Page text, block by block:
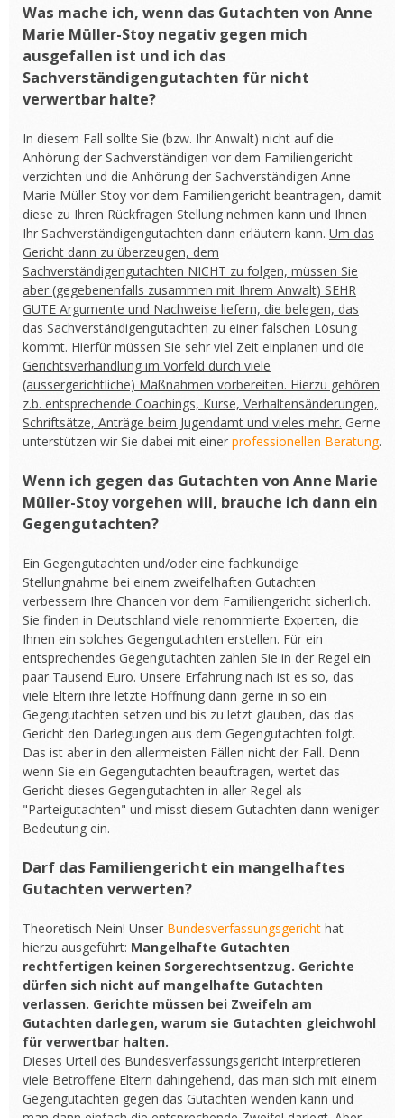
Was mache ich, wenn das Gutachten von Anne
Marie Müller-Stoy negativ gegen mich
ausgefallen ist und ich das
Sachverständigengutachten für nicht
verwertbar halte?
In diesem Fall sollte Sie (bzw. Ihr Anwalt) nicht auf die
Anhörung der Sachverständigen vor dem Familiengericht
verzichten und die Anhörung der Sachverständigen Anne
Marie Müller-Stoy vor dem Familiengericht beantragen, damit
diese zu Ihren Rückfragen Stellung nehmen kann und Ihnen
Ihr Sachverständigengutachten dann erläutern kann. Um das
Gericht dann zu überzeugen, dem
Sachverständigengutachten NICHT zu folgen, müssen Sie
aber (gegebenenfalls zusammen mit Ihrem Anwalt) SEHR
GUTE Argumente und Nachweise liefern, die belegen, das
das Sachverständigengutachten zu einer falschen Lösung
kommt. Hierfür müssen Sie sehr viel Zeit einplanen und die
Gerichtsverhandlung im Vorfeld durch viele
(aussergerichtliche) Maßnahmen vorbereiten. Hierzu gehören
z.b. entsprechende Coachings, Kurse, Verhaltensänderungen,
Schriftsätze, Anträge beim Jugendamt und vieles mehr. Gerne
unterstützen wir Sie dabei mit einer professionellen Beratung.
Wenn ich gegen das Gutachten von Anne Marie
Müller-Stoy vorgehen will, brauche ich dann ein
Gegengutachten?
Ein Gegengutachten und/oder eine fachkundige
Stellungnahme bei einem zweifelhaften Gutachten
verbessern Ihre Chancen vor dem Familiengericht sicherlich.
Sie finden in Deutschland viele renommierte Experten, die
Ihnen ein solches Gegengutachten erstellen. Für ein
entsprechendes Gegengutachten zahlen Sie in der Regel ein
paar Tausend Euro. Unsere Erfahrung nach ist es so, das
viele Eltern ihre letzte Hoffnung dann gerne in so ein
Gegengutachten setzen und bis zu letzt glauben, das das
Gericht den Darlegungen aus dem Gegengutachten folgt.
Das ist aber in den allermeisten Fällen nicht der Fall. Denn
wenn Sie ein Gegengutachten beauftragen, wertet das
Gericht dieses Gegengutachten in aller Regel als
"Parteigutachten" und misst diesem Gutachten dann weniger
Bedeutung ein.
Darf das Familiengericht ein mangelhaftes
Gutachten verwerten?
Theoretisch Nein! Unser Bundesverfassungsgericht hat
hierzu ausgeführt: Mangelhafte Gutachten
rechtfertigen keinen Sorgerechtsentzug. Gerichte
dürfen sich nicht auf mangelhafte Gutachten
verlassen. Gerichte müssen bei Zweifeln am
Gutachten darlegen, warum sie Gutachten gleichwohl
für verwertbar halten.
Dieses Urteil des Bundesverfassungsgericht interpretieren
viele Betroffene Eltern dahingehend, das man sich mit einem
Gegengutachten gegen das Gutachten wenden kann und